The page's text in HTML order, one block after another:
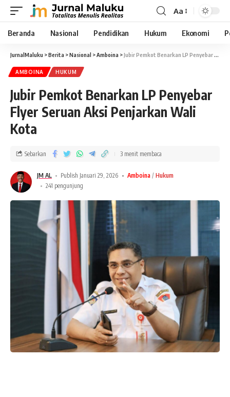
Aa
Beranda Nasional Pendidikan Hukum Ekonomi
JurnalMaluku >Berita >Nasional >Amboina >Jubir Pemkot Benarkan LP Penyebar Flyer Seruan Aksi Penjarkan Wali Kota
AMBOINA HUKUM
Jubir Pemkot Benarkan LP Penyebar
Flyer Seruan Aksi Penjarkan Wali
Kota
JM AL Publish Januari 29, 2026 Amboina
Hukum
241 pengunjung
Sebarkan 3 menit membaca